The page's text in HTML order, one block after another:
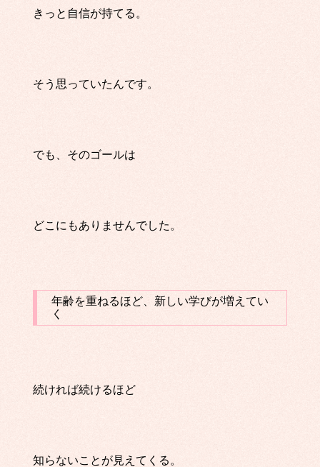
きっと自信が持てる。
そう思っていたんです。
でも、そのゴールは
どこにもありませんでした。
年齢を重ねるほど、新しい学びが増えてい
く
続ければ続けるほど
知らないことが見えてくる。